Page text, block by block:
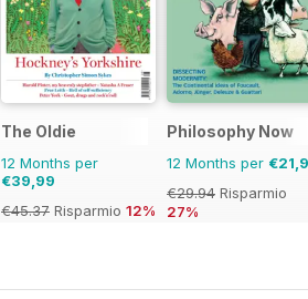
The Oldie
12 Months per
€39,99
€45.37 Risparmio 12%
Philosophy Now
12 Months per
€29.94 Risparmio
27%